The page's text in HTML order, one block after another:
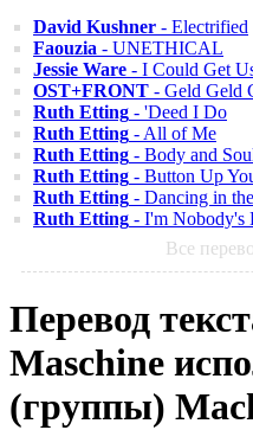
David Kushner - Electrified
Faouzia - UNETHICAL
Jessie Ware - I Could Get
OST+FRONT - Geld Geld
Ruth Etting - 'Deed I Do
Ruth Etting - All of Me
Ruth Etting - Body and
Ruth Etting - Button Up
Ruth Etting - Dancing in
Ruth Etting - I'm Nobody's
Все
Перевод
Maschine
(группы)